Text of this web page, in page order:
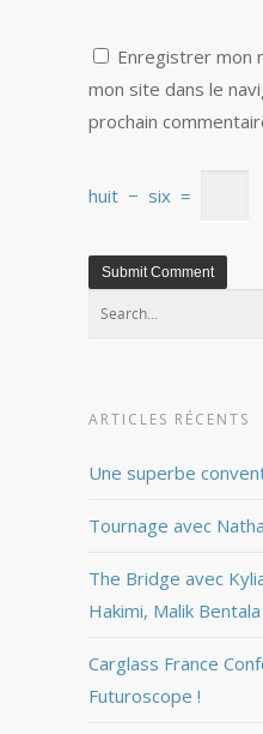
Enregistrer mon
mon site dans le
prochain
huit − six =
ARTICLES RÉCENTS
Une superbe
Tournage avec
The Bridge avec
Hakimi, Malik Bentala
Carglass France
Futuroscope !